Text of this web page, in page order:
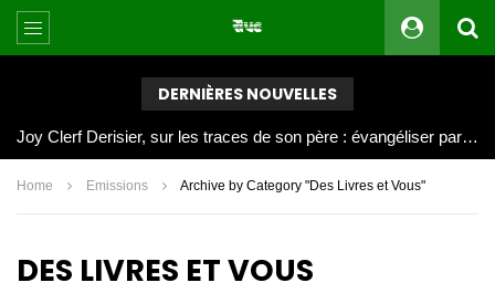
DERNIÈRES NOUVELLES
Joy Clerf Derisier, sur les traces de son père : évangéliser par la musique
Home Emissions Archive by Category "Des Livres et Vous"
DES LIVRES ET VOUS